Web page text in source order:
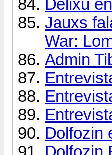
Delixu
Jauxs
War:
Admin
Dolfozin
Dolfozin